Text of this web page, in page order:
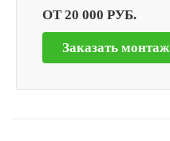
ОТ 20 000 РУБ.
Заказать монтаж